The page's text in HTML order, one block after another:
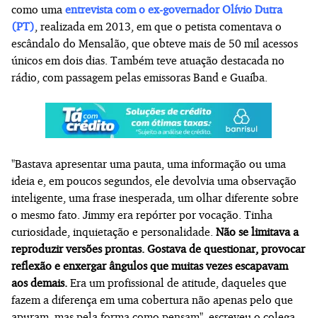
como uma entrevista com o ex-governador Olívio Dutra
(PT) , realizada em 2013, em que o petista comentava o
escândalo do Mensalão, que obteve mais de 50 mil acessos
únicos em dois dias. Também teve atuação destacada no
rádio, com passagem pelas emissoras Band e Guaíba.
"Bastava apresentar uma pauta, uma informação ou uma
ideia e, em poucos segundos, ele devolvia uma observação
inteligente, uma frase inesperada, um olhar diferente sobre
o mesmo fato. Jimmy era repórter por vocação. Tinha
curiosidade, inquietação e personalidade. Não se limitava a
reproduzir versões prontas. Gostava de questionar, provocar
reflexão e enxergar ângulos que muitas vezes escapavam
aos demais. Era um profissional de atitude, daqueles que
fazem a diferença em uma cobertura não apenas pelo que